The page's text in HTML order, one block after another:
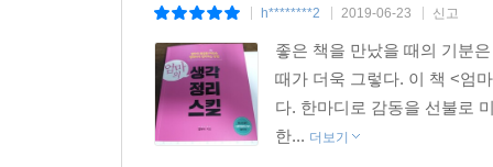
h********2 2019-06-23 신고
좋은 책을 만났을 때의 기분
때가 더욱 그렇다. 이 책 <엄
다. 한마디로 감동을 선불로
한... 더보기